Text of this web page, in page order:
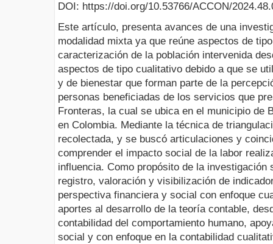
DOI: https://doi.org/10.53766/ACCON/
Este artículo, presenta avances de una
modalidad mixta ya que reúne aspectos de
caracterización de la población intervenida
aspectos de tipo cualitativo debido a que se
y de bienestar que forman parte de la
personas beneficiadas de los servicios que
Fronteras, la cual se ubica en el municipio de
en Colombia. Mediante la técnica de
recolectada, y se buscó articulaciones y
comprender el impacto social de la labor
influencia. Como propósito de la investigación
registro, valoración y visibilización de
perspectiva financiera y social con enfoque
aportes al desarrollo de la teoría contable,
contabilidad del comportamiento humano,
social y con enfoque en la contabilidad